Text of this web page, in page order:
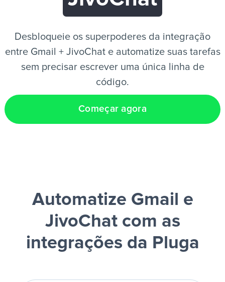
Desbloqueie os superpoderes da integração
entre Gmail + JivoChat e automatize suas tarefas
sem precisar escrever uma única linha de
código.
Começar agora
Automatize Gmail e
JivoChatcom as
integrações da Pluga